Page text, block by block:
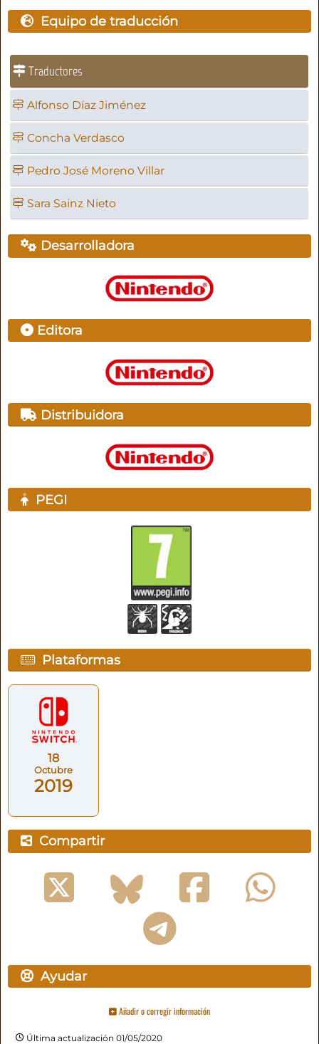
Equipo de traducción
Traductores
Alfonso Díaz Jiménez
Concha Verdasco
Pedro José Moreno Villar
Sara Sainz Nieto
Desarrolladora
Editora
Distribuidora
PEGI
Plataformas
18
Octubre
2019
Compartir
Ayudar
Añadir o corregir información
Última actualización 01/05/2020